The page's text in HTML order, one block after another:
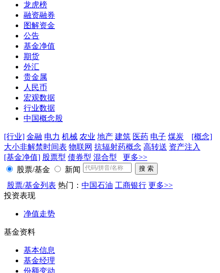
龙虎榜
融资融券
图解资金
公告
基金净值
期货
外汇
贵金属
人民币
宏观数据
行业数据
中国概念股
[行业] 金融 电力 机械 农业 地产 建筑 医药 电子 煤炭
[概念]
大小非解禁时间表 物联网 抗辐射药概念 高转送 资产注入
[基金净值] 股票型 债券型 混合型
更多>>
股票/基金
新闻
股票/基金列表 热门： 中国石油 工商银行 更多>>
投资表现
净值走势
基金资料
基本信息
基金经理
份额变动